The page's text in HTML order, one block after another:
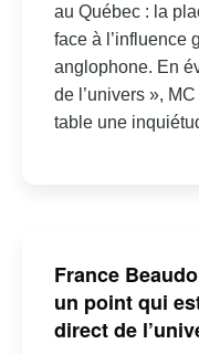
au Québec : la
face à l’influence
anglophone. En
de l’univers »,
table une
France
un point qui
direct de